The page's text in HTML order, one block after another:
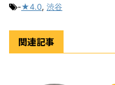
-★4.0, 渋谷
関連記事